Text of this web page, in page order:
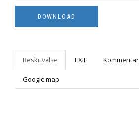
Beskrivelse EXIF
Google map